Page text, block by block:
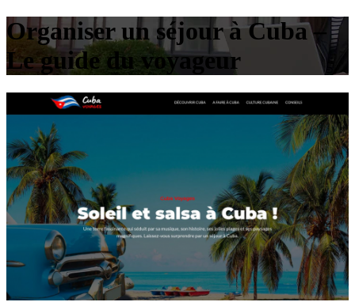
Organiser un séjour à Cuba –
Le guide du voyageur